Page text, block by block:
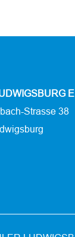
Strasse 38